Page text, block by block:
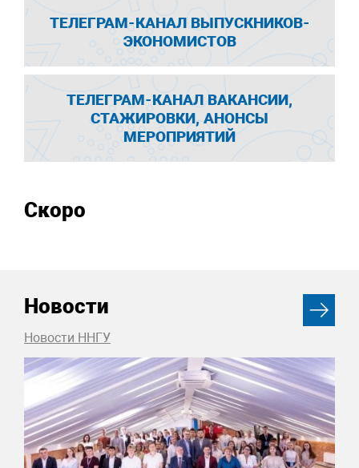
ТЕЛЕГРАМ-КАНАЛ ВЫПУСКНИКОВ-
ЭКОНОМИСТОВ
ТЕЛЕГРАМ-КАНАЛ ВАКАНСИИ,
СТАЖИРОВКИ, АНОНСЫ
МЕРОПРИЯТИЙ
Скоро
Новости
Новости ННГУ